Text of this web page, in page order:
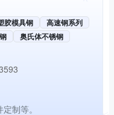
胶模具钢
高速钢系列
奥氏体不锈钢
制等。